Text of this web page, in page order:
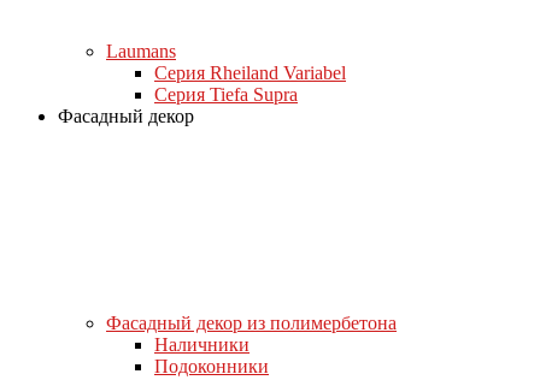
Laumans
Серия Rheiland Variabel
Серия Tiefa Supra
Фасадный декор
Фасадный декор из полимербетона
Наличники
Подоконники